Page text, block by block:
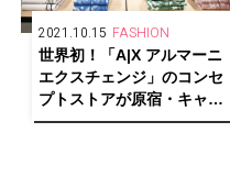
2021.10.15 FASHION
世界初！「A|X アルマーニ
エクスチェンジ」のコンセ
プトストアが原宿・キャッ
トストリートに誕生。